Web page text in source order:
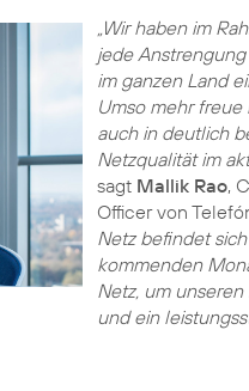
„Wir haben im
jede
im ganzen Land
Umso mehr freue
auch in deutlich
Netzqualität im
sagt Mallik Rao,
Officer von
Netz befindet
kommenden
Netz, um
und ein